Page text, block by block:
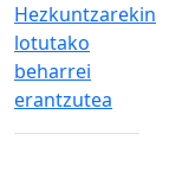
Hezkuntzarekin
lotutako
beharrei
erantzutea